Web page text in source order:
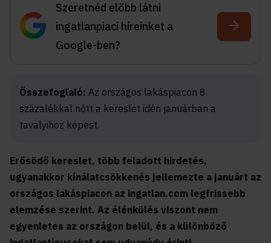
Szeretnéd előbb látni
ingatlanpiaci híreinket a
Google-ben?
Összefoglaló: Az országos lakáspiacon 8
százalékkal nőtt a kereslet idén januárban a
tavalyihoz képest.
Erősödő kereslet, több feladott hirdetés,
ugyanakkor kínálatcsökkenés jellemezte a januárt az
országos lakáspiacon az ingatlan.com legfrissebb
elemzése szerint. Az élénkülés viszont nem
egyenletes az országon belül, és a különböző